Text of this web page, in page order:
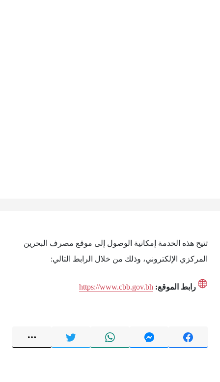
تتيح هذه الخدمة إمكانية الوصول إلى موقع مصرف البحرين
المركزي الإلكتروني، وذلك من خلال الرابط التالي:
رابط الموقع: https://www.cbb.gov.bh